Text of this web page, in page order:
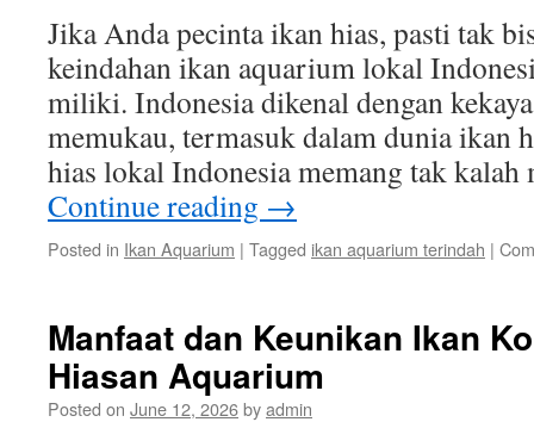
Jika Anda pecinta ikan hias, pasti tak
keindahan ikan aquarium lokal
miliki. Indonesia dikenal dengan
memukau, termasuk dalam dunia ikan
hias lokal Indonesia memang tak
Continue reading →
Posted in Ikan Aquarium | Tagged ikan aquarium terindah |
Manfaat dan Keunikan Ikan
Hiasan Aquarium
Posted on June 12, 2026byadmin